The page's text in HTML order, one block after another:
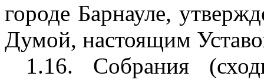
городе Барнауле,
Думой, настоящим
1.16. Собрания